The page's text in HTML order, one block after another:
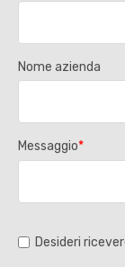
Nome azienda
Messaggio*
Desideri